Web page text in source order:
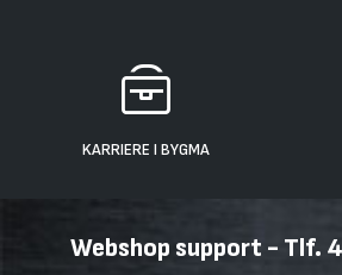
KARRIERE I BYGMA
Webshop support - Tlf.